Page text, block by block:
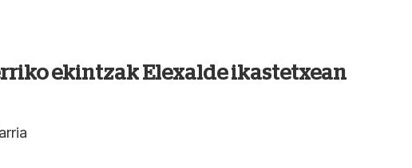
ekintzak Elexalde ikastetxean